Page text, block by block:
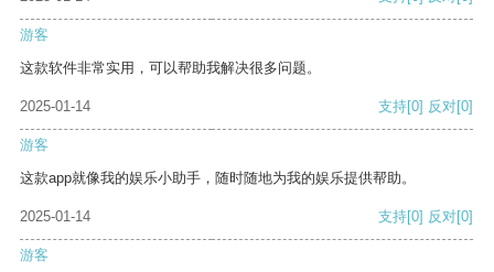
游客
这款软件非常实用，可以帮助我解决很多问题。
2025-01-14 支持[0] 反对[0]
游客
这款app就像我的娱乐小助手，随时随地为我的娱乐提供帮助。
2025-01-14 支持[0] 反对[0]
游客